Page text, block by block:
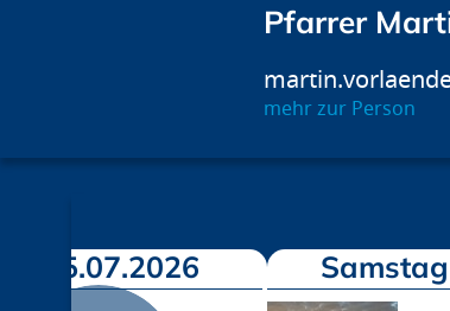
Pfarrer
mehr zur Person
15.07.2026